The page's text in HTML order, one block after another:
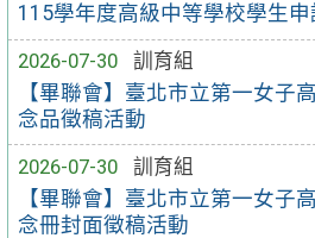
115學年度高級中等學校學生
2026-07-30
訓育組
【畢聯會】臺北市立第一女子
念品徵稿活動
2026-07-30
訓育組
【畢聯會】臺北市立第一女子
念冊封面徵稿活動